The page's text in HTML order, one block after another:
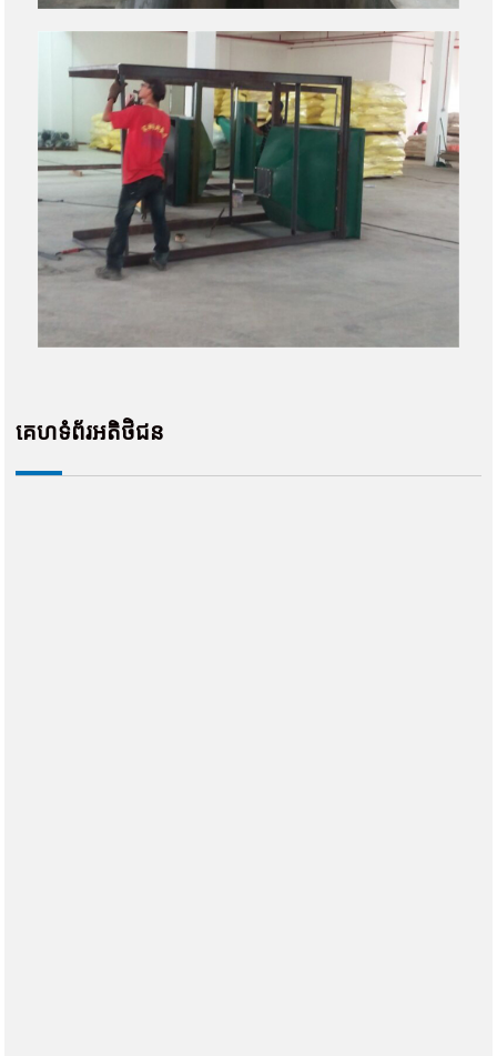
គេហទំព័រអតិថិជន